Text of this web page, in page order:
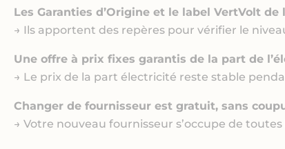
Les Garanties d’Origine et le label VertVolt
→ Ils apportent des repères pour vérifier le
Une offre à prix fixes garantis de la part de
→ Le prix de la part électricité reste stable
Changer de fournisseur est gratuit, sans
→ Votre nouveau fournisseur s’occupe de